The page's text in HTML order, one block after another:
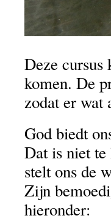
Deze
komen. De
zodat er wat
God biedt
Dat is niet
stelt ons de
Zijn
hieronder: